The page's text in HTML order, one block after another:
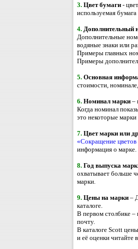
3. Цвет бумаги-
используемая
4. Дополнительный
Дополнительные
водяные знаки или
Примеры главных
Примеры
5. Основная
стоимости,
6. Номинал марки–
Когда номинал
это некоторые
7. Цвет марки или
«Сокращение цветов
информация о марке.
8. Год выпуска
охватывает больше
марки.
9. Цены на марки –
каталоге.
В первом столбике
почту.
В каталоге Scott
и её оценки читайте